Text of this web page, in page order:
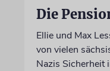
Die
Ellie und Max
von vielen
Nazis Sicherheit